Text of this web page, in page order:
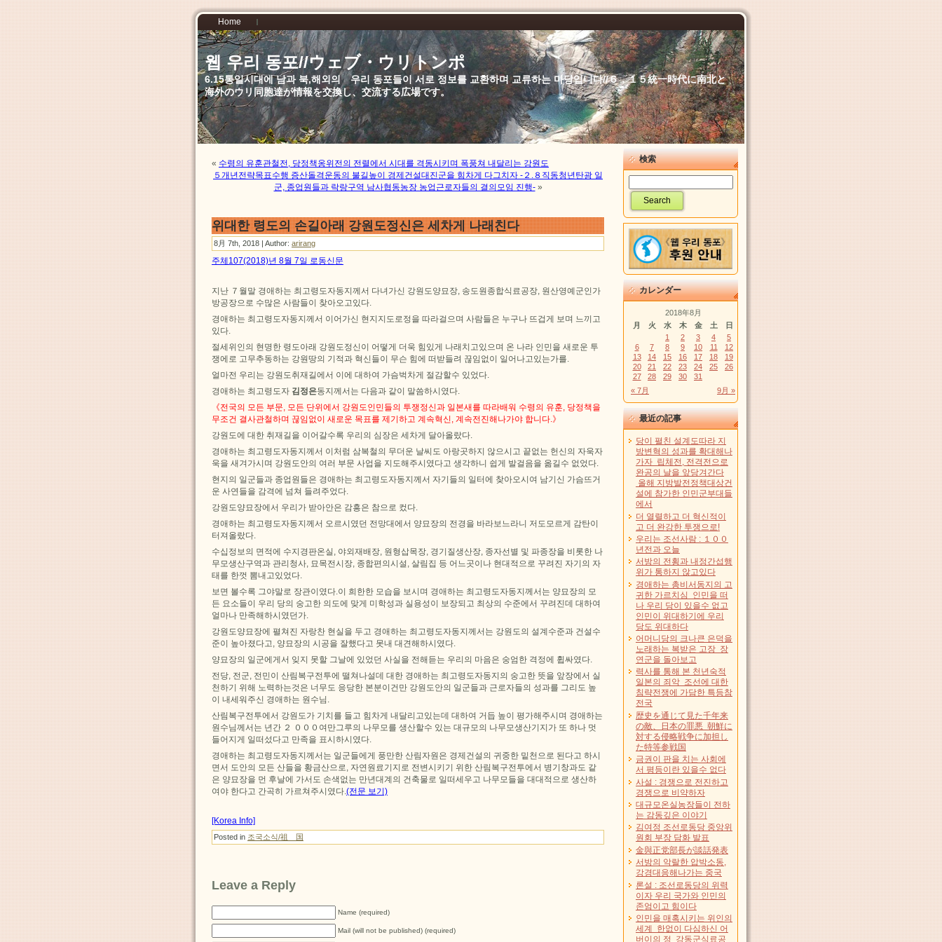
Home
웹 우리 동포//ウェブ・ウリトンポ
6.15통일시대에 남과 북,해외의 우리 동포들이 서로 정보를 교환하며 교류하는 마당입니다//６．１５統一時代に南北と
海外のウリ同胞達が情報を交換し、交流する広場です。
« 수령의 유훈관철전, 당정책옹위전의 전렬에서 시대를 격동시키며 폭풍쳐 내달리는 강원도
５개년전략목표수행 증산돌격운동의 불길높이 경제건설대진군을 힘차게 다그치자 -２.８직동청년탄광 일
군, 종업원들과 락랑구역 남사협동농장 농업근로자들의 결의모임 진행-»
위대한 령도의 손길아래 강원도정신은 세차게 나래친다
8月 7th, 2018 | Author: arirang
주체107(2018)년 8월 7일 로동신문
지난 ７월말 경애하는 최고령도자동지께서 다녀가신 강원도양묘장, 송도원종합식료공장, 원산영예군인가
방공장으로 수많은 사람들이 찾아오고있다.
경애하는 최고령도자동지께서 이어가신 현지지도로정을 따라걸으며 사람들은 누구나 뜨겁게 보며 느끼고
있다.
절세위인의 현명한 령도아래 강원도정신이 어떻게 더욱 힘있게 나래치고있으며 온 나라 인민을 새로운 투
쟁에로 고무추동하는 강원땅의 기적과 혁신들이 무슨 힘에 떠받들려 끊임없이 일어나고있는가를.
얼마전 우리는 강원도취재길에서 이에 대하여 가슴벅차게 절감할수 있었다.
경애하는 최고령도자 김정은동지께서는 다음과 같이 말씀하시였다.
《전국의 모든 부문, 모든 단위에서 강원도인민들의 투쟁정신과 일본새를 따라배워 수령의 유훈, 당정책을
무조건 결사관철하며 끊임없이 새로운 목표를 제기하고 계속혁신, 계속전진해나가야 합니다.》
강원도에 대한 취재길을 이어갈수록 우리의 심장은 세차게 달아올랐다.
경애하는 최고령도자동지께서 이처럼 삼복철의 무더운 날씨도 아랑곳하지 않으시고 끝없는 헌신의 자욱자
욱을 새겨가시며 강원도안의 여러 부문 사업을 지도해주시였다고 생각하니 쉽게 발걸음을 옮길수 없었다.
현지의 일군들과 종업원들은 경애하는 최고령도자동지께서 자기들의 일터에 찾아오시여 남기신 가슴뜨거
운 사연들을 감격에 넘쳐 들려주었다.
강원도양묘장에서 우리가 받아안은 감흥은 참으로 컸다.
경애하는 최고령도자동지께서 오르시였던 전망대에서 양묘장의 전경을 바라보느라니 저도모르게 감탄이
터져올랐다.
수십정보의 면적에 수지경판온실, 야외재배장, 원형삽목장, 경기질생산장, 종자선별 및 파종장을 비롯한 나
무모생산구역과 관리청사, 묘목전시장, 종합편의시설, 살림집 등 어느곳이나 현대적으로 꾸려진 자기의 자
태를 한껏 뽐내고있었다.
보면 볼수록 그야말로 장관이였다.이 희한한 모습을 보시며 경애하는 최고령도자동지께서는 양묘장의 모
든 요소들이 우리 당의 숭고한 의도에 맞게 미학성과 실용성이 보장되고 최상의 수준에서 꾸려진데 대하여
얼마나 만족해하시였던가.
강원도양묘장에 펼쳐진 자랑찬 현실을 두고 경애하는 최고령도자동지께서는 강원도의 설계수준과 건설수
준이 높아졌다고, 양묘장의 시공을 잘했다고 못내 대견해하시였다.
양묘장의 일군에게서 잊지 못할 그날에 있었던 사실을 전해듣는 우리의 마음은 숭엄한 격정에 휩싸였다.
전당, 전군, 전민이 산림복구전투에 떨쳐나설데 대한 경애하는 최고령도자동지의 숭고한 뜻을 앞장에서 실
천하기 위해 노력하는것은 너무도 응당한 본분이건만 강원도안의 일군들과 근로자들의 성과를 그리도 높
이 내세워주신 경애하는 원수님.
산림복구전투에서 강원도가 기치를 들고 힘차게 내달리고있는데 대하여 거듭 높이 평가해주시며 경애하는
원수님께서는 년간 ２ ０００여만그루의 나무모를 생산할수 있는 대규모의 나무모생산기지가 또 하나 멋
들어지게 일떠섰다고 만족을 표시하시였다.
경애하는 최고령도자동지께서는 일군들에게 풍만한 산림자원은 경제건설의 귀중한 밑천으로 된다고 하시
면서 도안의 모든 산들을 황금산으로, 자연원료기지로 전변시키기 위한 산림복구전투에서 병기창과도 같
은 양묘장을 먼 후날에 가서도 손색없는 만년대계의 건축물로 일떠세우고 나무모들을 대대적으로 생산하
여야 한다고 간곡히 가르쳐주시였다.(전문 보기)
[Korea Info]
Posted in 조국소식/祖 国
Leave a Reply
Name (required)
Mail (will not be published) (required)
検索
カレンダー
2018年8月
月
火 水 木 金 土 日
« 7月 9月 »
1 2 3 4
5
6
7 8 9 10 11
12
13
14 15 16 17 18
19
20
21 22 23 24 25
26
27
28 29 30 31
最近の記事
당이 펼친 설계도따라 지
방변혁의 성과를 확대해나
가자 립체전, 전격전으로
완공의 날을 앞당겨간다
올해 지방발전정책대상건
설에 참가한 인민군부대들
에서
더 열렬하고 더 혁신적이
고 더 완강한 투쟁으로!
우리는 조선사람 : １００
년전과 오늘
서방의 전횡과 내정간섭행
위가 통하지 않고있다
경애하는 총비서동지의 고
귀한 가르치심 인민을 떠
나 우리 당이 있을수 없고
인민이 위대하기에 우리
당도 위대하다
어머니당의 크나큰 은덕을
노래하는 복받은 고장 장
연군을 돌아보고
력사를 통해 본 천년숙적
일본의 죄악 조선에 대한
침략전쟁에 가담한 특등참
전국
歴史を通じて見た千年来
の敵、日本の罪悪 朝鮮に
対する侵略戦争に加担し
た特等参戦国
금권이 판을 치는 사회에
서 평등이란 있을수 없다
사설 : 경쟁으로 전진하고
경쟁으로 비약하자
대규모온실농장들이 전하
는 감동깊은 이야기
김여정 조선로동당 중앙위
원회 부장 담화 발표
金與正党部長が談話発表
서방의 악랄한 압박소동,
강경대응해나가는 중국
론설 : 조선로동당의 위력
이자 우리 국가와 인민의
존엄이고 힘이다
인민을 매혹시키는 위인의
세계 한없이 다심하신 어
버이의 정 강동군식료공